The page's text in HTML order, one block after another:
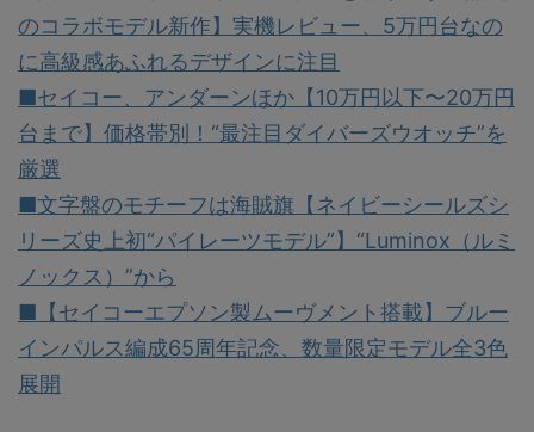
のコラボモデル新作】実機レビュー、5万円台なの
に高級感あふれるデザインに注目
■セイコー、アンダーンほか【10万円以下〜20万円
台まで】価格帯別！“最注目ダイバーズウオッチ”を
厳選
■文字盤のモチーフは海賊旗【ネイビーシールズシ
リーズ史上初“パイレーツモデル”】“Luminox（ルミ
ノックス）”から
■【セイコーエプソン製ムーヴメント搭載】ブルー
インパルス編成65周年記念、数量限定モデル全3色
展開